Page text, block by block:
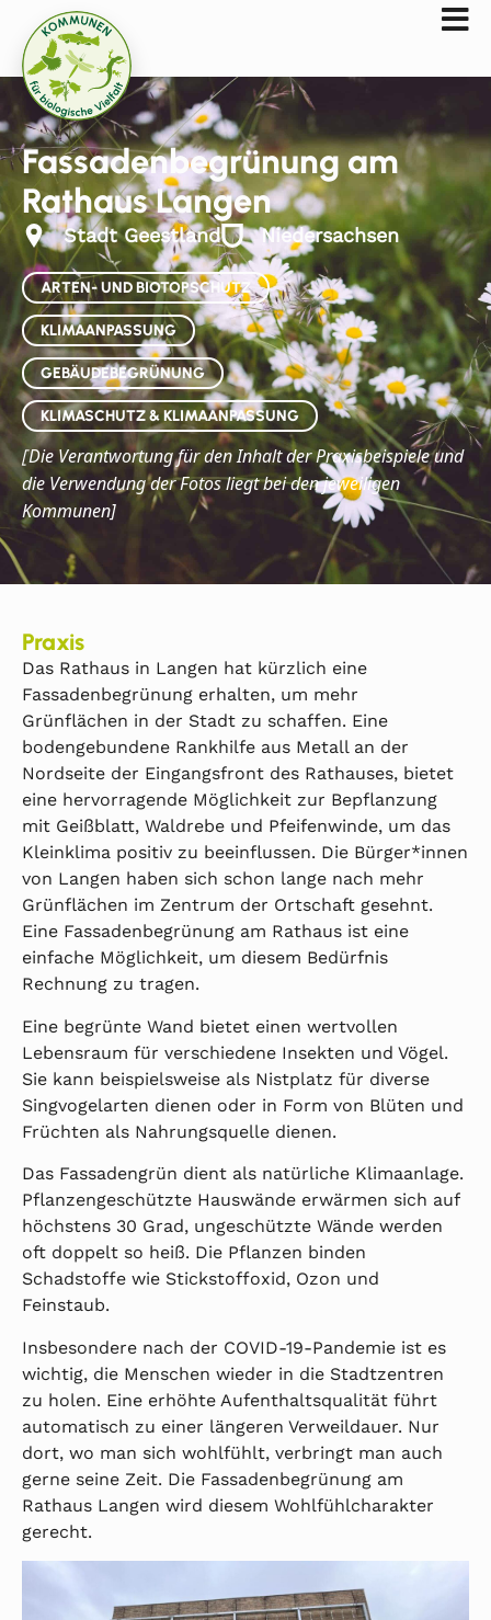
Fassadenbegrünung am
Rathaus Langen
Stadt Geestland Niedersachsen
ARTEN- UND BIOTOPSCHUTZ
KLIMAANPASSUNG
GEBÄUDEBEGRÜNUNG
KLIMASCHUTZ & KLIMAANPASSUNG
[DieVerantwortung für den Inhalt der Praxisbeispiele und
die Verwendung der Fotos liegt bei den jeweiligen
Kommunen]
Praxis
Das Rathaus in Langen hat kürzlich eine
Fassadenbegrünung erhalten, um mehr
Grünflächen in der Stadt zu schaffen. Eine
bodengebundene Rankhilfe aus Metall an der
Nordseite der Eingangsfront des Rathauses, bietet
eine hervorragende Möglichkeit zur Bepflanzung
mit Geißblatt, Waldrebe und Pfeifenwinde, um das
Kleinklima positiv zu beeinflussen. Die Bürger*innen
von Langen haben sich schon lange nach mehr
Grünflächen im Zentrum der Ortschaft gesehnt.
Eine Fassadenbegrünung am Rathaus ist eine
einfache Möglichkeit, um diesem Bedürfnis
Rechnung zu tragen.
Eine begrünte Wand bietet einen wertvollen
Lebensraum für verschiedene Insekten und Vögel.
Sie kann beispielsweise als Nistplatz für diverse
Singvogelarten dienen oder in Form von Blüten und
Früchten als Nahrungsquelle dienen.
Das Fassadengrün dient als natürliche Klimaanlage.
Pflanzengeschützte Hauswände erwärmen sich auf
höchstens 30 Grad, ungeschützte Wände werden
oft doppelt so heiß. Die Pflanzen binden
Schadstoffe wie Stickstoffoxid, Ozon und
Feinstaub.
Insbesondere nach der COVID-19-Pandemie ist es
wichtig, die Menschen wieder in die Stadtzentren
zu holen. Eine erhöhte Aufenthaltsqualität führt
automatisch zu einer längeren Verweildauer. Nur
dort, wo man sich wohlfühlt, verbringt man auch
gerne seine Zeit. Die Fassadenbegrünung am
Rathaus Langen wird diesem Wohlfühlcharakter
gerecht.